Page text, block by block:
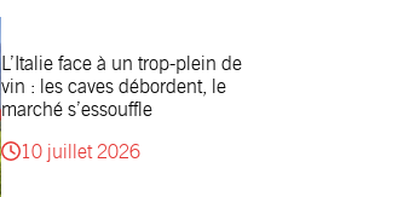
L’Italie face à un trop-plein de
vin : les caves débordent, le
marché s’essouffle
10 juillet 2026